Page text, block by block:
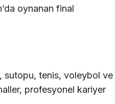
oynanan final
sutopu, tenis, voleybol ve
profesyonel kariyer